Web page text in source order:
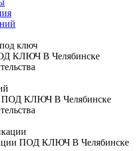
КЛЮЧ В Челябинске
ПОД КЛЮЧ В Челябинске
ПОД КЛЮЧ В Челябинске